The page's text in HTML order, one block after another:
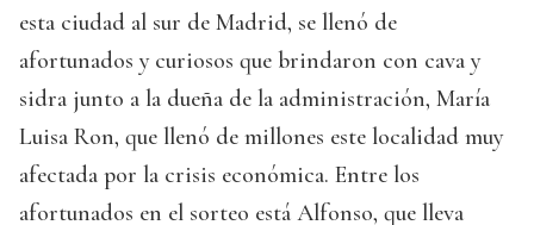
esta ciudad al sur de Madrid, se llenó de
afortunados y curiosos que brindaron con cava y
sidra junto a la dueña de la administración, María
Luisa Ron, que llenó de millones este localidad muy
afectada por la crisis económica. Entre los
afortunados en el sorteo está Alfonso, que lleva